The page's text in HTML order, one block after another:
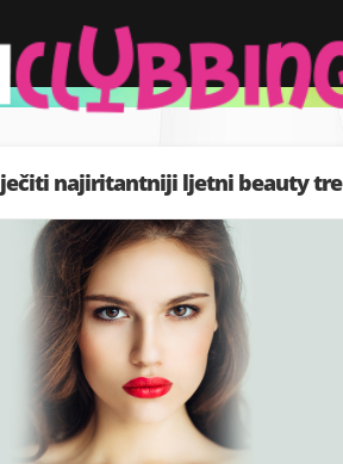
najiritantniji ljetni beauty